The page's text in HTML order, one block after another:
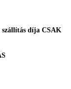
szállítás díja CSAK